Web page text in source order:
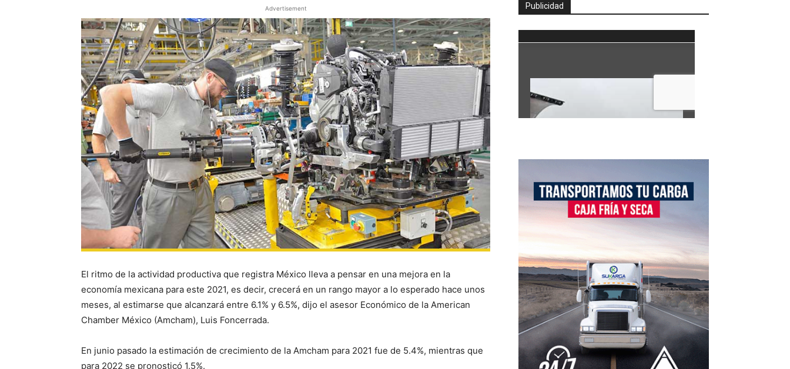
Advertisement
El ritmo de la actividad productiva que registra México lleva a pensar en una mejora en la
economía mexicana para este 2021, es decir, crecerá en un rango mayor a lo esperado hace unos
meses, al estimarse que alcanzará entre 6.1% y 6.5%, dijo el asesor Económico de la American
Chamber México (Amcham), Luis Foncerrada.
En junio pasado la estimación de crecimiento de la Amcham para 2021 fue de 5.4%, mientras que
para 2022 se pronosticó 1.5%.
Publicidad